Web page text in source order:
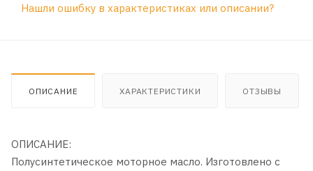
Нашли ошибку в характеристиках или описании?
ОПИСАНИЕ ХАРАКТЕРИСТИКИ ОТЗЫВЫ
ОПИСАНИЕ:
Полусинтетическое моторное масло. Изготовлено с